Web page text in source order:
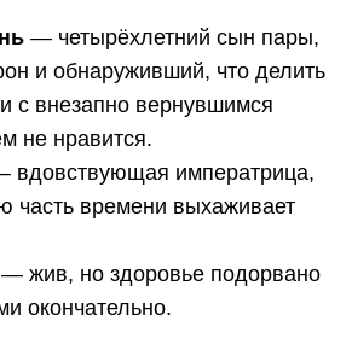
— четырёхлетний сын пары,
и обнаруживший, что делить
с внезапно вернувшимся
не нравится.
вдовствующая императрица,
часть времени выхаживает
— жив, но здоровье подорвано
окончательно.